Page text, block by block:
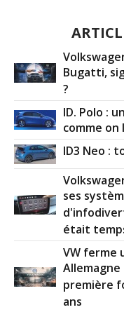
Bugatti,
?
ID. Polo :
comme on
ID3 Neo :
ses
était
VW ferme
Allemagne
première
ans